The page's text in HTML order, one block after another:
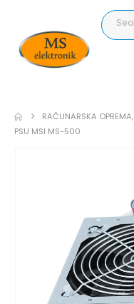
RAČUNARSKA OPREMA,
PSU MSI MS-500